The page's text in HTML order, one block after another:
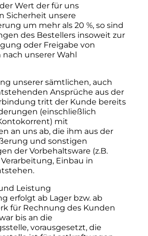
Wert der für uns
Sicherheit unsere
um mehr als 20 %, so sind
des Bestellers insoweit zur
oder Freigabe von
unserer Wahl
unserer sämtlichen, auch
Ansprüche aus der
tritt der Kunde bereits
(einschließlich
mit
an uns ab, die ihm aus der
und sonstigen
der Vorbehaltsware (z.B.
Einbau in
Leistung
erfolgt ab Lager bzw. ab
für Rechnung des Kunden
bis an die
vorausgesetzt, die